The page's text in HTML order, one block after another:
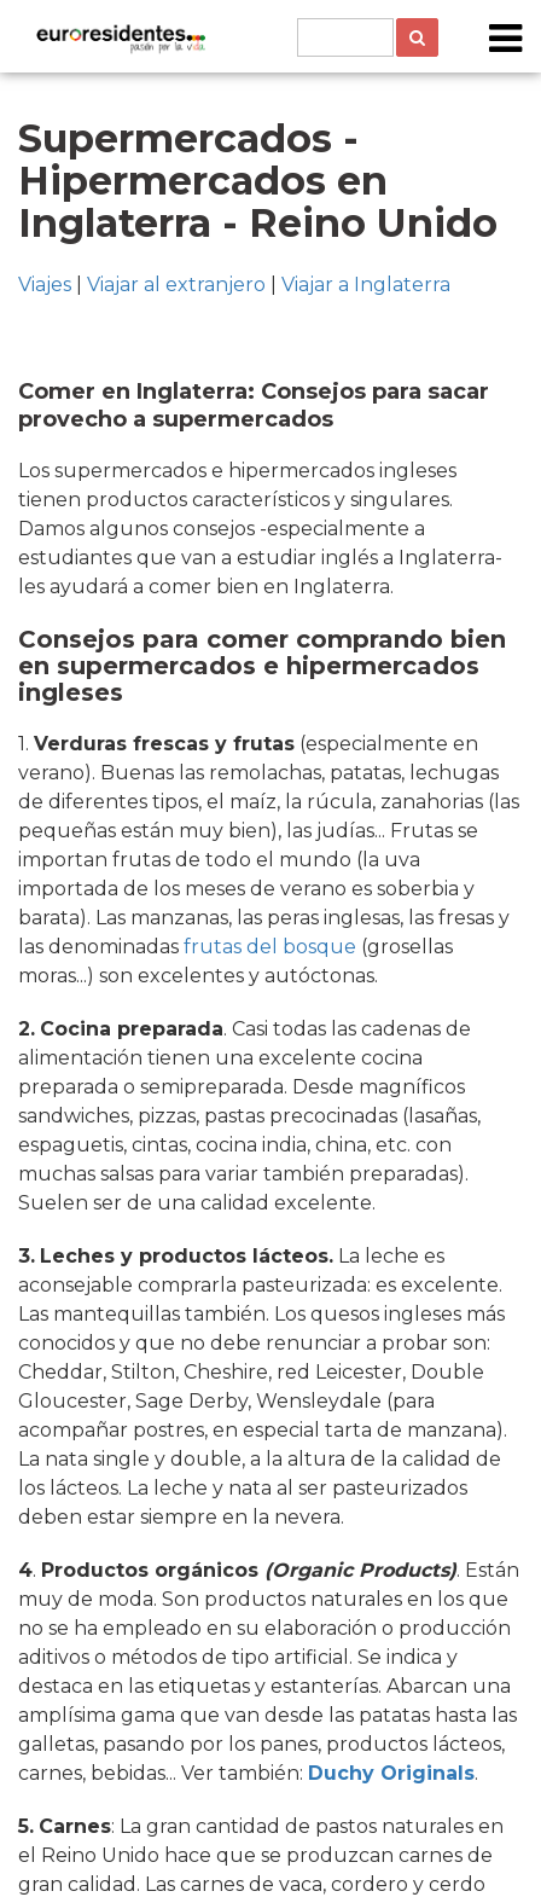
Supermercados -
Hipermercados en
Inglaterra - Reino Unido
Viajes Viajar al extranjero Viajar a Inglaterra
Comer en Inglaterra: Consejos para sacar
provecho a supermercados
Los supermercados e hipermercados ingleses
tienen productos característicos y singulares.
Damos algunos consejos -especialmente a
estudiantes que van a estudiar inglés a Inglaterra-
les ayudará a comer bien en Inglaterra.
Consejos para comer comprando bien
en supermercados e hipermercados
ingleses
1. Verduras frescas y frutas (especialmente en
verano). Buenas las remolachas, patatas, lechugas
de diferentes tipos, el maíz, la rúcula, zanahorias (las
pequeñas están muy bien), las judías... Frutas se
importan frutas de todo el mundo (la uva
importada de los meses de verano es soberbia y
barata). Las manzanas, las peras inglesas, las fresas y
las denominadas frutas del bosque (grosellas
moras...) son excelentes y autóctonas.
2. Cocina preparada. Casi todas las cadenas de
alimentación tienen una excelente cocina
preparada o semipreparada. Desde magníficos
sandwiches, pizzas, pastas precocinadas (lasañas,
espaguetis, cintas, cocina india, china, etc. con
muchas salsas para variar también preparadas).
Suelen ser de una calidad excelente.
3. Leches y productos lácteos. La leche es
aconsejable comprarla pasteurizada: es excelente.
Las mantequillas también. Los quesos ingleses más
conocidos y que no debe renunciar a probar son:
Cheddar, Stilton, Cheshire, red Leicester, Double
Gloucester, Sage Derby, Wensleydale (para
acompañar postres, en especial tarta de manzana).
La nata single y double, a la altura de la calidad de
los lácteos. La leche y nata al ser pasteurizados
deben estar siempre en la nevera.
4. Productos orgánicos (Organic Products). Están
muy de moda. Son productos naturales en los que
no se ha empleado en su elaboración o producción
aditivos o métodos de tipo artificial. Se indica y
destaca en las etiquetas y estanterías. Abarcan una
amplísima gama que van desde las patatas hasta las
galletas, pasando por los panes, productos lácteos,
carnes, bebidas... Ver también: Duchy Originals.
5. Carnes: La gran cantidad de pastos naturales en
el Reino Unido hace que se produzcan carnes de
gran calidad. Las carnes de vaca, cordero y cerdo